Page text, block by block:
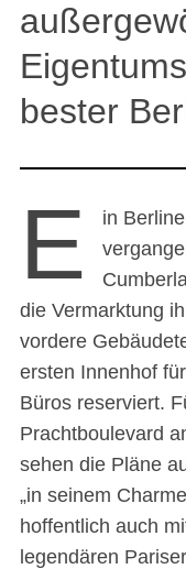
bester
E
in
die Vermarktung
vordere
ersten Innenhof
Büros reserviert.
Prachtboulevard
sehen die Pläne
„in seinem
hoffentlich auch
legendären